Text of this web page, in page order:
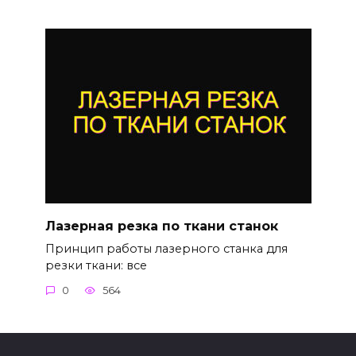
Лазерная резка по ткани станок
Принцип работы лазерного станка для
резки ткани: все
0 564